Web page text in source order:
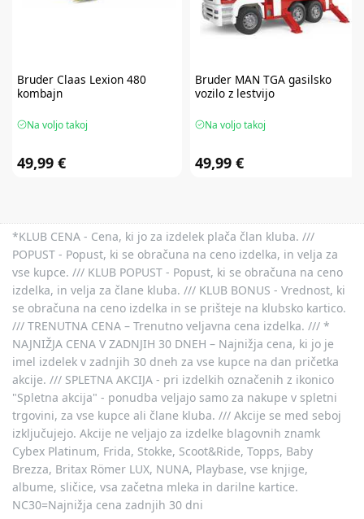
BruderClaas Lexion 480
kombajn
Na voljo takoj
49,99 €
BruderMAN TGA gasilsko
vozilo z lestvijo
Na voljo takoj
49,99 €
*KLUB CENA - Cena, ki jo za izdelek plača član kluba. ///
POPUST - Popust, ki se obračuna na ceno izdelka, in velja za
vse kupce. /// KLUB POPUST - Popust, ki se obračuna na ceno
izdelka, in velja za člane kluba. /// KLUB BONUS - Vrednost, ki
se obračuna na ceno izdelka in se prišteje na klubsko kartico.
/// TRENUTNA CENA – Trenutno veljavna cena izdelka. /// *
NAJNIŽJA CENA V ZADNJIH 30 DNEH – Najnižja cena, ki jo je
imel izdelek v zadnjih 30 dneh za vse kupce na dan pričetka
akcije. /// SPLETNA AKCIJA - pri izdelkih označenih z ikonico
"Spletna akcija" - ponudba veljajo samo za nakupe v spletni
trgovini, za vse kupce ali člane kluba. /// Akcije se med seboj
izključujejo. Akcije ne veljajo za izdelke blagovnih znamk
Cybex Platinum, Frida, Stokke, Scoot&Ride, Topps, Baby
Brezza, Britax Römer LUX, NUNA, Playbase, vse knjige,
albume, sličice, vsa začetna mleka in darilne kartice.
NC30=Najnižja cena zadnjih 30 dni